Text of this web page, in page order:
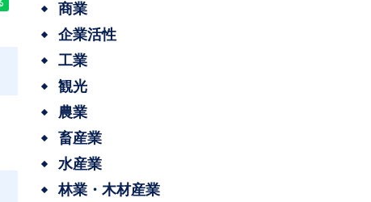
商業
企業活性
工業
観光
農業
畜産業
水産業
林業・木材産業